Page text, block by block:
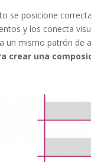
se posicione
y los conecta
un mismo patrón de
crear una